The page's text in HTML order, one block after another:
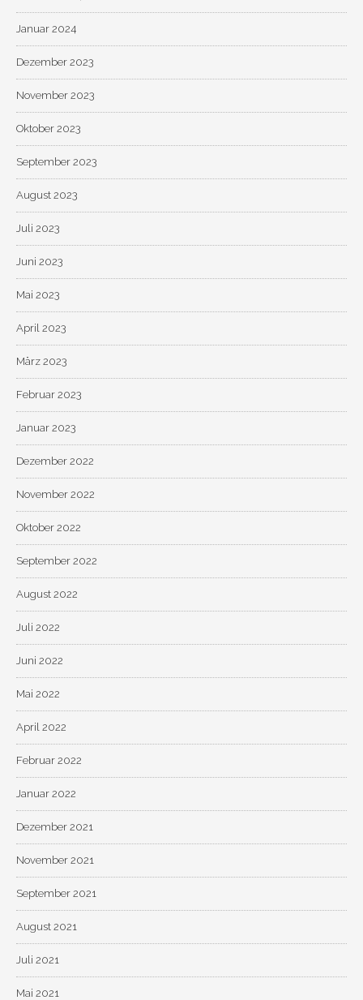
Januar 2024
Dezember 2023
November 2023
Oktober 2023
September 2023
August 2023
Juli 2023
Juni 2023
Mai 2023
April 2023
März 2023
Februar 2023
Januar 2023
Dezember 2022
November 2022
Oktober 2022
September 2022
August 2022
Juli 2022
Juni 2022
Mai 2022
April 2022
Februar 2022
Januar 2022
Dezember 2021
November 2021
September 2021
August 2021
Juli 2021
Mai 2021